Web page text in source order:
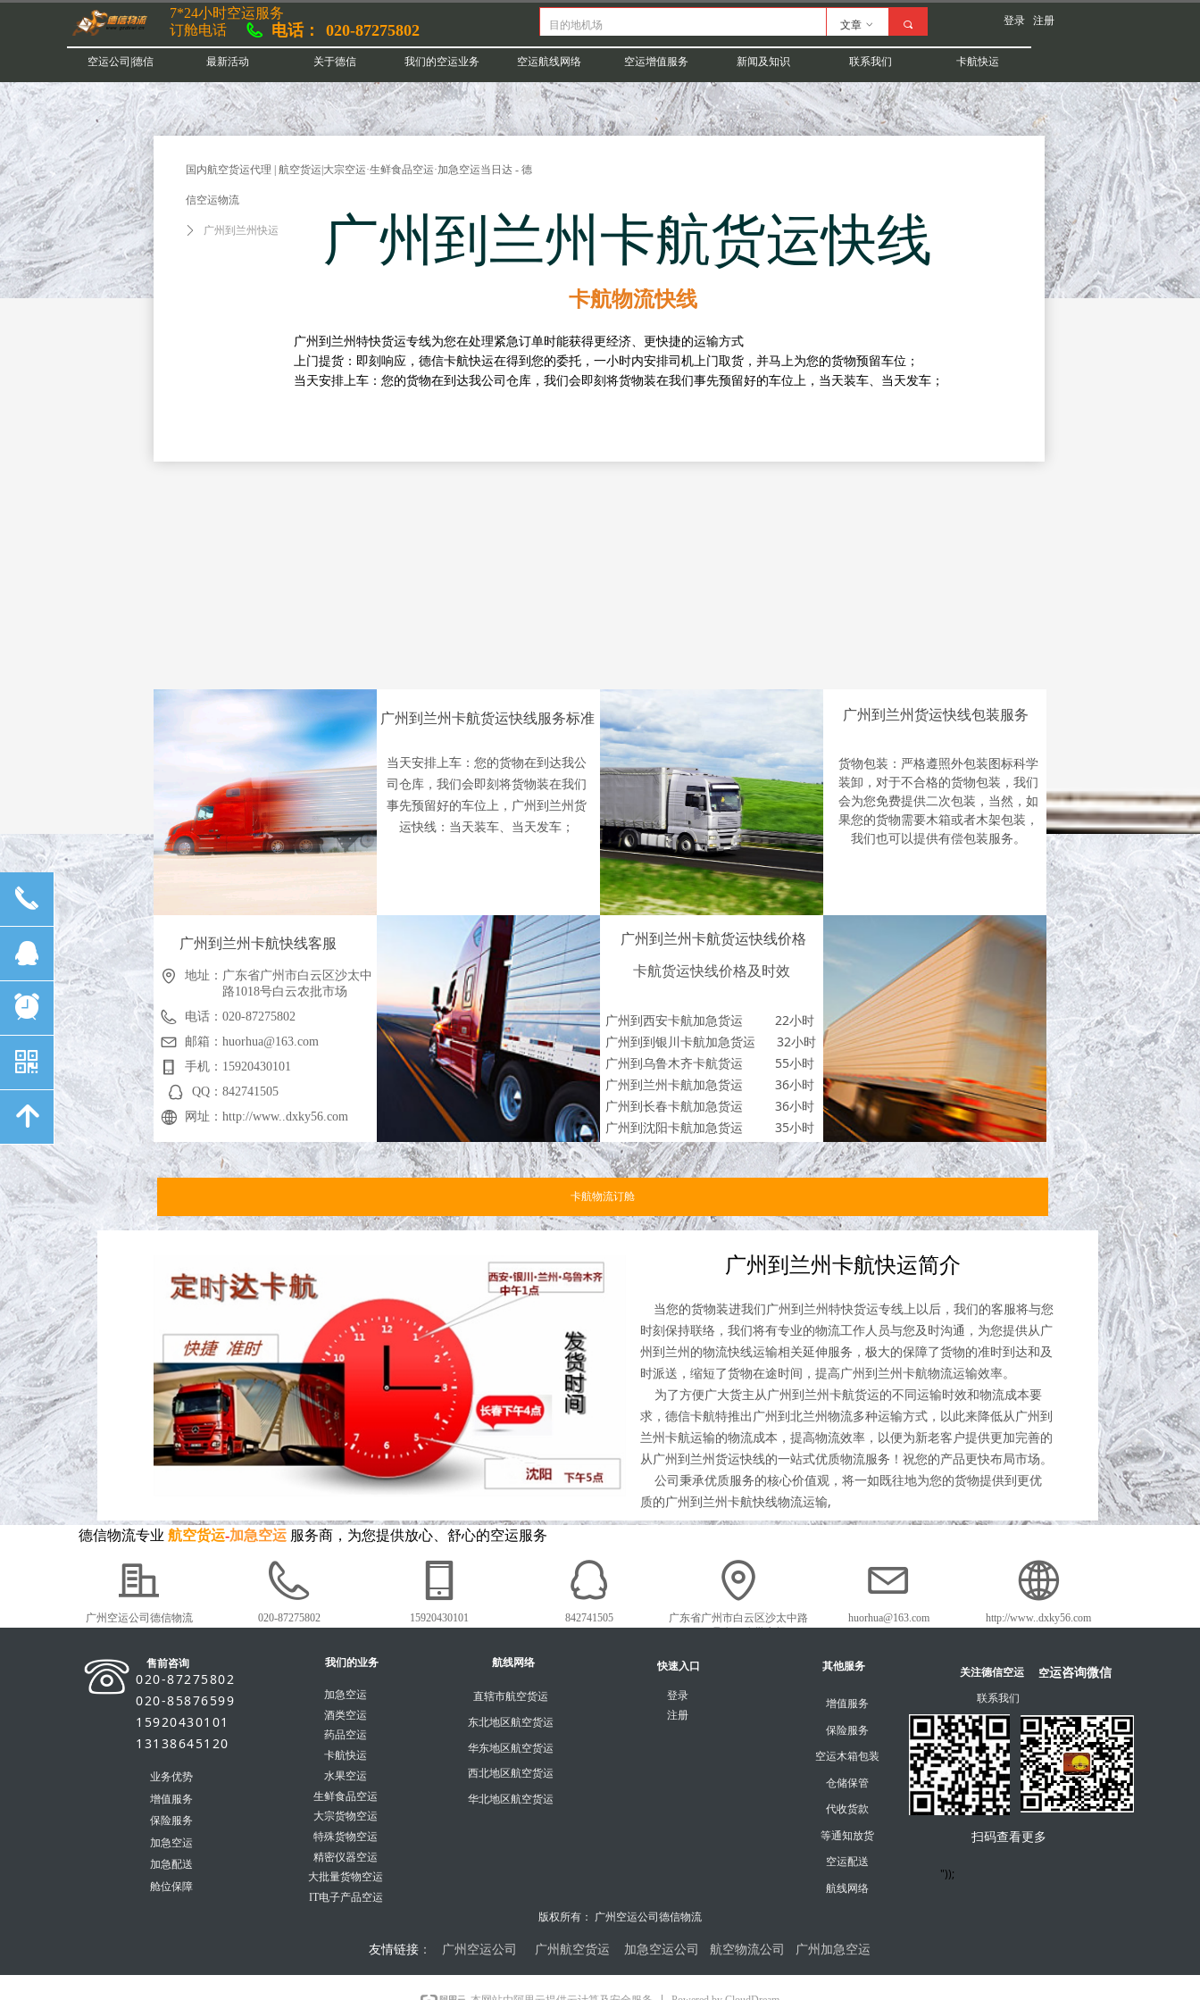
끠
文章 ꀁ
空运公司|德信 最新活动 关于德信 我们的空运业务 空运航线网络 空运增值服务 新闻及知识 联系我们 卡航快运
登录 注册
7*24小时空运服务
订舱电话
电话： 020-87275802
卡航物流订舱
卡航物流快线
广州到兰州特快货运专线为您在处理紧急订单时能获得更经济、更快捷的运输方式
上门提货：即刻响应，德信卡航快运在得到您的委托，一小时内安排司机上门取货，并马上为您的货物预留车位；
当天安排上车：您的货物在到达我公司仓库，我们会即刻将货物装在我们事先预留好的车位上，当天装车、当天发车；
广州到兰州卡航货运快线
国内航空货运代理 | 航空货运|大宗空运·生鲜食品空运·加急空运当日达 - 德
信空运物流
ꄲ 广州到兰州快运
广州到兰州卡航货运快线服务标准
当天安排上车：您的货物在到达我公
司仓库，我们会即刻将货物装在我们
事先预留好的车位上，广州到兰州货
运快线：当天装车、当天发车；
广州到兰州货运快线包装服务
货物包装：严格遵照外包装图标科学
装卸，对于不合格的货物包装，我们
会为您免费提供二次包装，当然，如
果您的货物需要木箱或者木架包装，
我们也可以提供有偿包装服务。
广州到兰州卡航快线客服
地址： 广东省广州市白云区沙太中
路1018号白云农批市场
电话： 020-87275802
邮箱： huorhua@163.com
手机： 15920430101
QQ： 842741505
网址： http://www..dxky56.com
广州到兰州卡航货运快线价格
卡航货运快线价格及时效
广州到西安卡航加急货运 22小时
广州到到银川卡航加急货运 32小时
广州到乌鲁木齐卡航货运 55小时
广州到兰州卡航加急货运 36小时
广州到长春卡航加急货运 36小时
广州到沈阳卡航加急货运 35小时
当您的货物装进我们广州到兰州特快货运专线上以后，我们的客服将与您
时刻保持联络，我们将有专业的物流工作人员与您及时沟通，为您提供从广
州到兰州的物流快线运输相关延伸服务，极大的保障了货物的准时到达和及
时派送，缩短了货物在途时间，提高广州到兰州卡航物流运输效率。
为了方便广大货主从广州到兰州卡航货运的不同运输时效和物流成本要
求，德信卡航特推出广州到北兰州物流多种运输方式，以此来降低从广州到
兰州卡航运输的物流成本，提高物流效率，以便为新老客户提供更加完善的
从广州到兰州货运快线的一站式优质物流服务！祝您的产品更快布局市场。
公司秉承优质服务的核心价值观，将一如既往地为您的货物提供到更优
质的广州到兰州卡航快线物流运输,
广州到兰州卡航快运简介
加急空运
酒类空运
药品空运
卡航快运
水果空运
生鲜食品空运
大宗货物空运
特殊货物空运
精密仪器空运
大批量货物空运
IT电子产品空运
我们的业务
直辖市航空货运
东北地区航空货运
华东地区航空货运
西北地区航空货运
华北地区航空货运
航线网络
登录
注册
快速入口
增值服务
保险服务
空运木箱包装
仓储保管
代收货款
等通知放货
空运配送
航线网络
其他服务
联系我们
关注德信空运
业务优势
增值服务
保险服务
加急空运
加急配送
舱位保障
售前咨询
020-87275802
020-85876599
15920430101
13138645120
扫码查看更多
空运咨询微信
"));
版权所有： 广州空运公司德信物流
友情链接 ： 广州空运公司 广州航空货运 加急空运公司 航空物流公司 广州加急空运
广州空运公司德信物流 020-87275802 15920430101 842741505
广东省广州市白云区沙太中路
huorhua@163.com http://www..dxky56.com
德信物流专业 航空货运-加急空运 服务商，为您提供放心、舒心的空运服务
끅
뀩
뀥
낃
녕